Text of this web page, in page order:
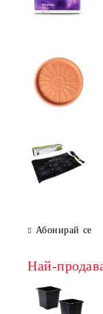
Абонирай се
Най-